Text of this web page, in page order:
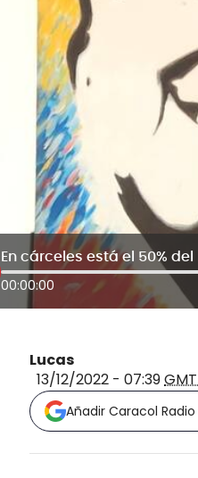
00:00:00
Lucas
13/12/2022 - 07:39
Añadir Caracol